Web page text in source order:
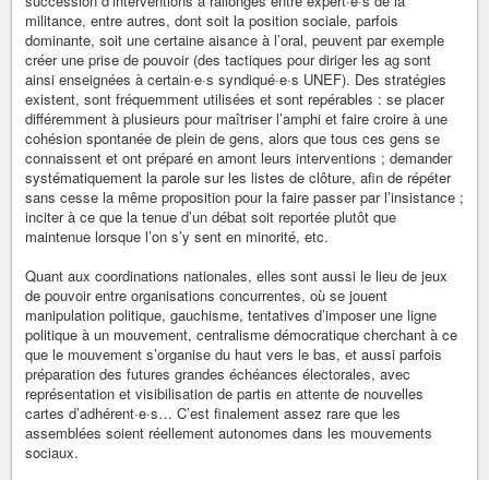
militance, entre autres, dont soit la position sociale, parfois
dominante, soit une certaine aisance à l’oral, peuvent par exemple
créer une prise de pouvoir (des tactiques pour diriger les ag sont
ainsi enseignées à certain·e·s syndiqué·e·s UNEF). Des stratégies
existent, sont fréquemment utilisées et sont repérables : se placer
différemment à plusieurs pour maîtriser l’amphi et faire croire à une
cohésion spontanée de plein de gens, alors que tous ces gens se
connaissent et ont préparé en amont leurs interventions ; demander
systématiquement la parole sur les listes de clôture, afin de répéter
sans cesse la même proposition pour la faire passer par l’insistance ;
inciter à ce que la tenue d’un débat soit reportée plutôt que
maintenue lorsque l’on s’y sent en minorité, etc.
Quant aux coordinations nationales, elles sont aussi le lieu de jeux
de pouvoir entre organisations concurrentes, où se jouent
manipulation politique, gauchisme, tentatives d’imposer une ligne
politique à un mouvement, centralisme démocratique cherchant à ce
que le mouvement s’organise du haut vers le bas, et aussi parfois
préparation des futures grandes échéances électorales, avec
représentation et visibilisation de partis en attente de nouvelles
cartes d’adhérent·e·s… C’est finalement assez rare que les
assemblées soient réellement autonomes dans les mouvements
sociaux.